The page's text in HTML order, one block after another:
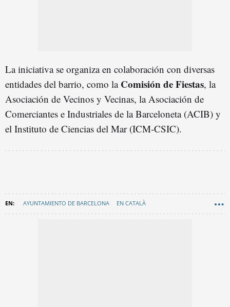
La iniciativa se organiza en colaboración con diversas
entidades del barrio, como la Comisión de Fiestas, la
Asociación de Vecinos y Vecinas, la Asociación de
Comerciantes e Industriales de la Barceloneta (ACIB) y
el Instituto de Ciencias del Mar (ICM-CSIC).
AYUNTAMIENTO DE BARCELONA EN CATALÀ